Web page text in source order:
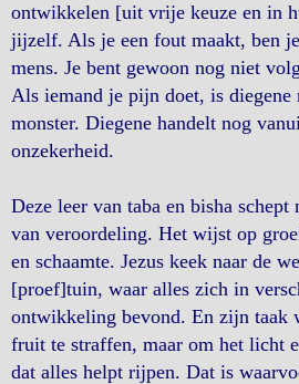
ontwikkelen [uit vrije keuze en in
jijzelf. Als je een fout maakt, ben
mens. Je bent gewoon nog niet
Als iemand je pijn doet, is diegene
monster. Diegene handelt nog
onzekerheid.
Deze leer van taba en bisha schept
van veroordeling. Het wijst op
en schaamte. Jezus keek naar de
[proef]tuin, waar alles zich in
ontwikkeling bevond. En zijn taak
fruit te straffen, maar om het licht
dat alles helpt rijpen. Dat is